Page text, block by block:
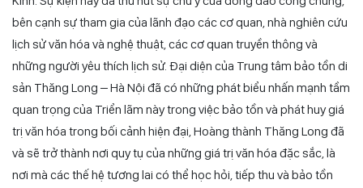
bên cạnh sự tham gia của lãnh đạo các cơ quan, nhà nghiên cứu
lịch sử văn hóa và nghệ thuật, các cơ quan truyền thông và
những người yêu thích lịch sử. Đại diện của Trung tâm bảo tồn di
sản Thăng Long – Hà Nội đã có những phát biểu nhấn mạnh tầm
quan trọng của Triển lãm này trong việc bảo tồn và phát huy giá
trị văn hóa trong bối cảnh hiện đại, Hoàng thành Thăng Long đã
và sẽ trở thành nơi quy tụ của những giá trị văn hóa đặc sắc, là
nơi mà các thế hệ tương lai có thể học hỏi, tiếp thu và bảo tồn